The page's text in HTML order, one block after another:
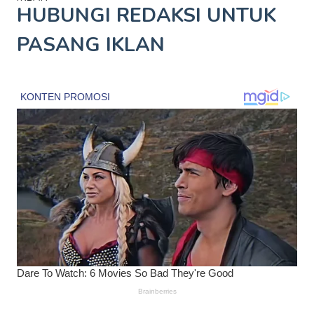
HUBUNGI REDAKSI UNTUK
PASANG IKLAN